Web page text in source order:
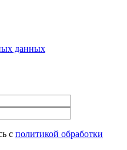
данных
с политикой обработки